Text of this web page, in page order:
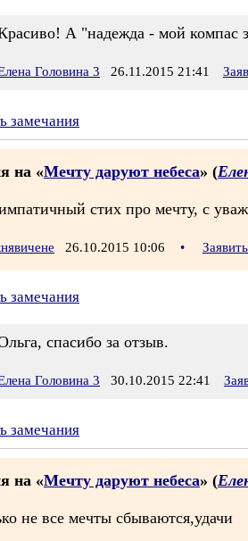
А "надежда - мой компас
Головина 3 26.11.2015 21:41
замечания
на «Мечту даруют небеса» (
стих про мечту, с
26.10.2015 10:06 •
замечания
спасибо за отзыв.
Головина 3 30.10.2015 22:41
замечания
на «Мечту даруют небеса» (
не все мечты сбываются,удачи